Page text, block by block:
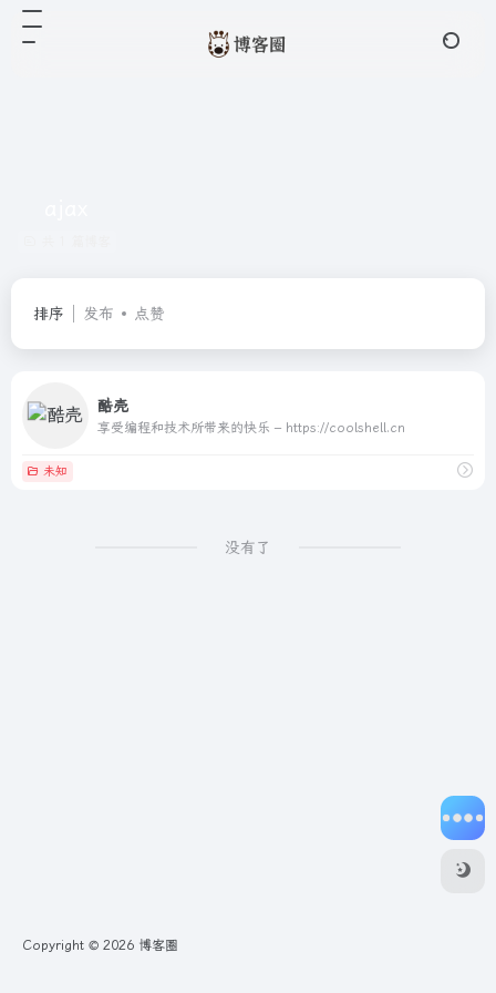
排序 发布 点赞
酷壳
享受编程和技术所带来的快乐 – https://coolshell.cn
未知
没有了
Copyright © 2026 博客圈